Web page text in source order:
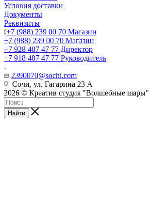
Условия доставки
Документы
Реквизиты
+7 (988) 239 00 70 Магазин
+7 (988) 239 00 70 Магазин
+7 928 407 47 77 Директор
+7 918 407 47 77 Руководитель
2390070@sochi.com
Сочи, ул. Гагарина 23 А
2026 © Креатив студия "Волшебные шары"
Найти